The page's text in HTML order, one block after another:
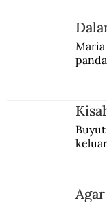
Maria